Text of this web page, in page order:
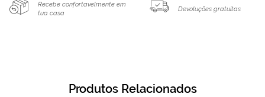
Recebe confortavelmente em
tua casa
Devoluções gratuitas
Produtos Relacionados